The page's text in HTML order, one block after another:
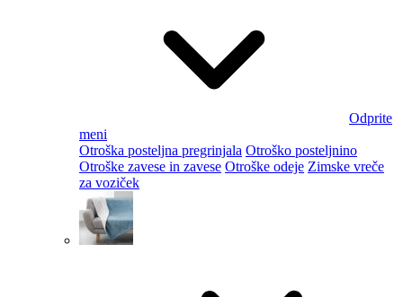
Odprite
meni
Otroška posteljna pregrinjala Otroško posteljnino
Otroške zavese in zavese Otroške odeje Zimske vreče
za voziček